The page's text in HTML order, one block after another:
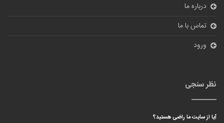
درباره ما
تماس با ما
ورود
نظر سنجی
آیا از سایت ما راضی هستید؟